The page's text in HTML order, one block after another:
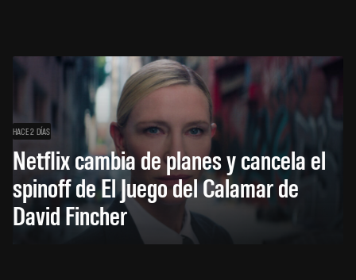
HACE 2 DÍAS
Netflix cambia de planes y cancela el
spinoff de El Juego del Calamar de
David Fincher